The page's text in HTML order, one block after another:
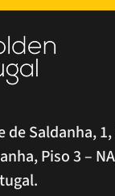
de Saldanha,
Piso 3 –